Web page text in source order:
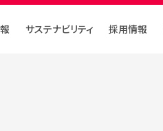
サステナビリティ 採⽤情報